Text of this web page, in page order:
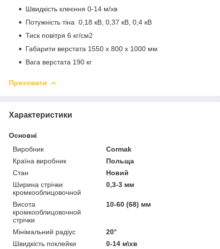
Швидкість клеєння 0-14 м/хв
Потужність тіна 0,18 кВ, 0,37 кВ, 0,4 кВ
Тиск повітря 6 кг/см2
Габарити верстата 1550 x 800 x 1000 мм
Вага верстата 190 кг
Приховати
Характеристики
Основні
Виробник
Cormak
Країна виробник
Польща
Стан
Новий
Ширина стрічки
кромкооблицовочной
0,3-3 мм
Висота
кромкооблицовочной
стрічки
10-60 (68) мм
Мінімальний радіус
20°
Швидкість поклейки
0-14 м\хв